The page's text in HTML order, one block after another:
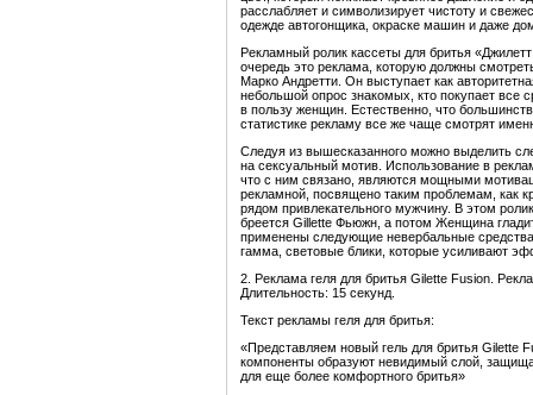
расслабляет и символизирует чистоту и
одежде автогонщика, окраске машин и даже
Рекламный ролик кассеты для бритья
очередь это реклама, которую должны
Марко Андретти. Он выступает как
небольшой опрос знакомых, кто покупает все
в пользу женщин. Естественно, что
статистике рекламу все же чаще смотрят
Следуя из вышесказанного можно выделить
на сексуальный мотив. Использование в
что с ним связано, являются мощными
рекламной, посвящено таким проблемам, как
рядом привлекательного мужчину. В этом
бреется Gillette Фьюжн, а потом Женщина
применены следующие невербальные
гамма, световые блики, которые усиливают
2. Реклама геля для бритья Gilette Fusion.
Длительность: 15 секунд.
Текст рекламы геля для бритья:
«Представляем новый гель для бритья
компоненты образуют невидимый слой,
для еще более комфортного бритья»